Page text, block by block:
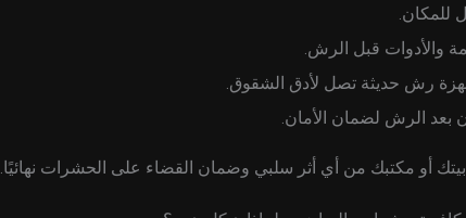
والأدوات قبل الرش.
رش حديثة تصل لأدق الشقوق.
بعد الرش لضمان الأمان.
أو مكتبك من أي أثر سلبي وضمان القضاء على الحشرات نهائيًا.